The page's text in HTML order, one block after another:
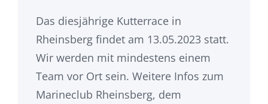
Das diesjährige Kutterrace in
Rheinsberg findet am 13.05.2023 statt.
Wir werden mit mindestens einem
Team vor Ort sein. Weitere Infos zum
Marineclub Rheinsberg, dem